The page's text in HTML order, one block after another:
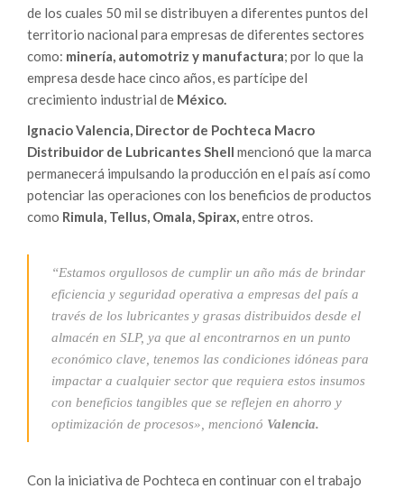
de los cuales 50 mil se distribuyen a diferentes puntos del
territorio nacional para empresas de diferentes sectores
como: minería, automotriz y manufactura; por lo que la
empresa desde hace cinco años, es partícipe del
crecimiento industrial de México.
Ignacio Valencia, Director de Pochteca Macro
Distribuidor de Lubricantes Shell mencionó que la marca
permanecerá impulsando la producción en el país así como
potenciar las operaciones con los beneficios de productos
como Rimula, Tellus, Omala, Spirax,entre otros.
“Estamos orgullosos de cumplir un año más de brindar
eficiencia y seguridad operativa a empresas del país a
través de los lubricantes y grasas distribuidos desde el
almacén en SLP, ya que al encontrarnos en un punto
económico clave, tenemos las condiciones idóneas para
impactar a cualquier sector que requiera estos insumos
con beneficios tangibles que se reflejen en ahorro y
optimización de procesos», mencionó Valencia.
Con la iniciativa de Pochteca en continuar con el trabajo